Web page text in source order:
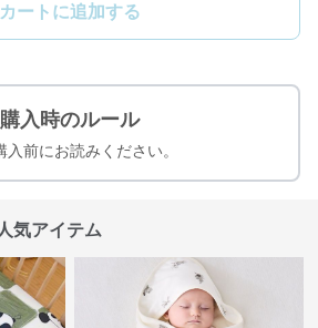
カートに追加する
購入時のルール
入前にお読みください。
気アイテム